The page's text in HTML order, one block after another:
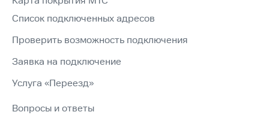
Список подключенных адресов
Проверить возможность подключения
Заявка на подключение
Услуга «Переезд»
Вопросы и ответы